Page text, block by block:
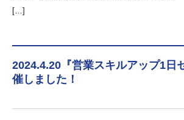
[…]
2024.4.20『営業スキルアップ1日
催しました！